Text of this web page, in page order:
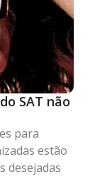
SAT não
para
estão
desejadas